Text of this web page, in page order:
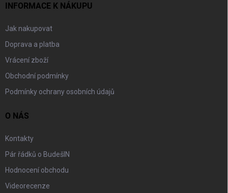
INFORMACE K NÁKUPU
Jak nakupovat
Doprava a platba
Vrácení zboží
Obchodní podmínky
Podmínky ochrany osobních údajů
O NÁS
Kontakty
Pár řádků o BudešIN
Hodnocení obchodu
Videorecenze